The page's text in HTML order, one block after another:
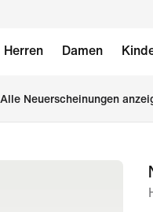
Herren Damen
Alle Neuerscheinungen
Bild